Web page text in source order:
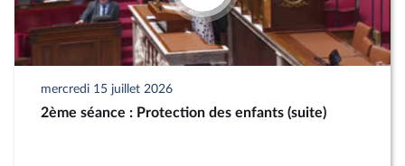
mercredi 15 juillet 2026
2ème séance : Protection des enfants (suite)